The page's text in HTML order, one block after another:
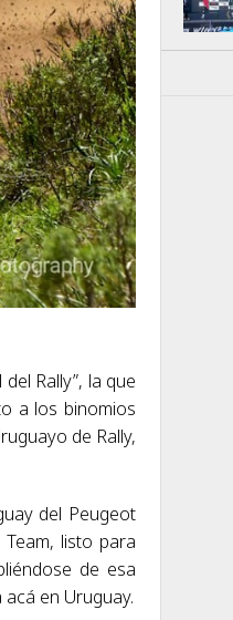
Rally”, la que
a los binomios
de Rally,
del Peugeot
listo para
de esa
en Uruguay.